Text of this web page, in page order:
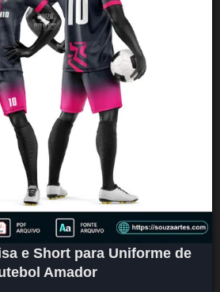
e Short para Uniforme de
Amador